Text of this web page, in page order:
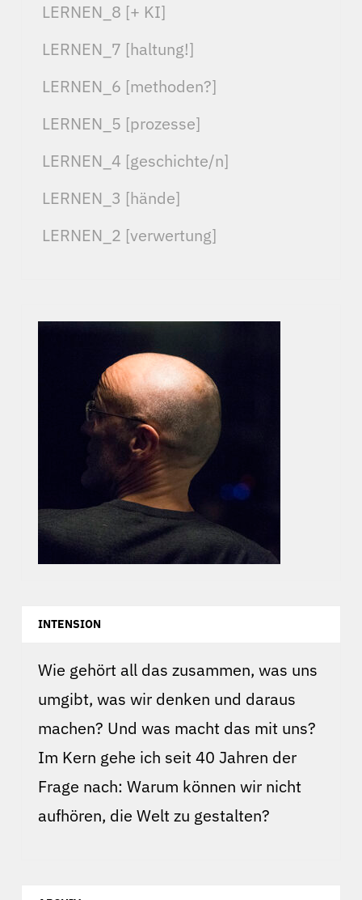
LERNEN_8 [+ KI]
LERNEN_7 [haltung!]
LERNEN_6 [methoden?]
LERNEN_5 [prozesse]
LERNEN_4 [geschichte/n]
LERNEN_3 [hände]
LERNEN_2 [verwertung]
INTENSION
Wie gehört all das zusammen, was uns
umgibt, was wir denken und daraus
machen? Und was macht das mit uns?
Im Kern gehe ich seit 40 Jahren der
Frage nach: Warum können wir nicht
aufhören, die Welt zu gestalten?